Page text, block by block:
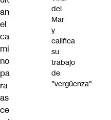
an
el
ca
mi
no
pa
ra
as
ce
del
Mar
y
califica
su
trabajo
de
"vergüenza"